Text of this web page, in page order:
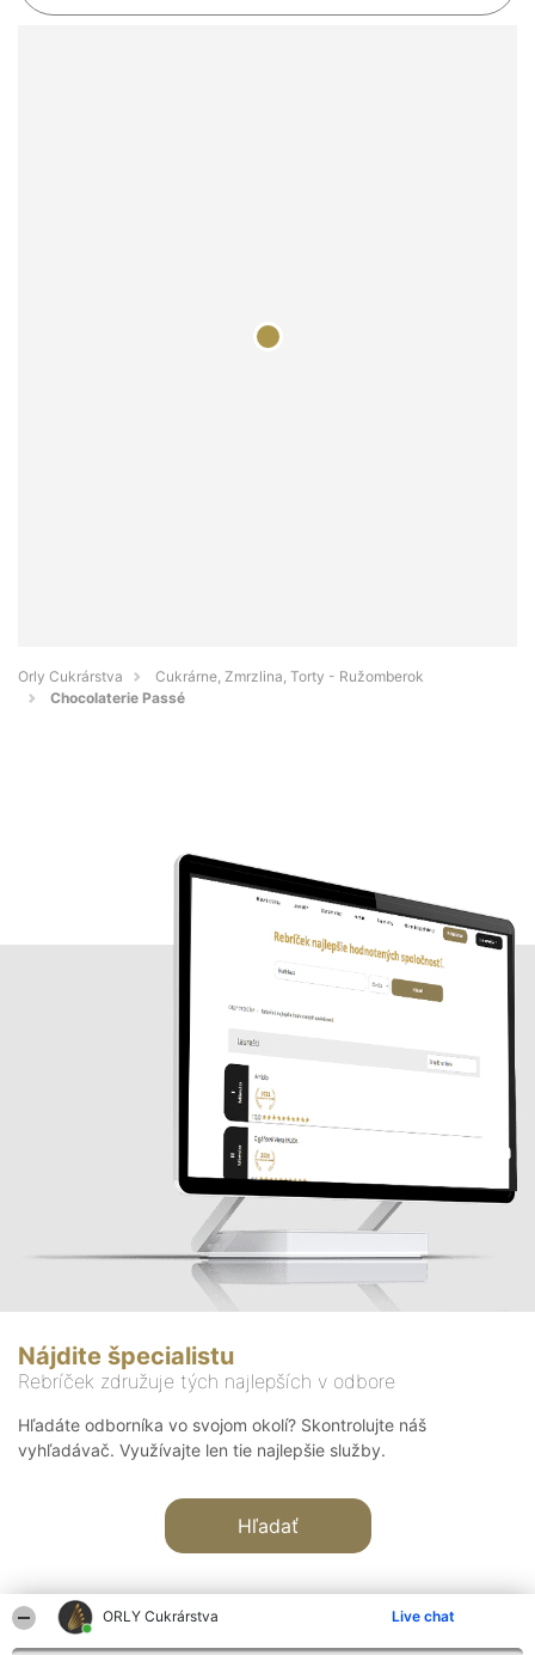
ORLY Cukrárstva Live chat
Orly Cukrárstva
Cukrárne, Zmrzlina, Torty - Ružomberok
Chocolaterie Passé
Nájdite špecialistu
Rebríček združuje tých najlepších v odbore
Hľadáte odborníka vo svojom okolí? Skontrolujte náš
vyhľadávač. Využívajte len tie najlepšie služby.
Hľadať